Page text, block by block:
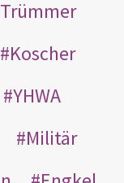
Trümmer
Koscher
YHWA
Militär